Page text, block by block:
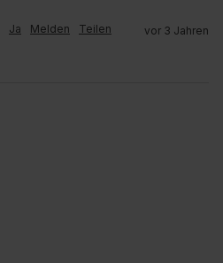
Ja Melden Teilen vor 3 Jahren